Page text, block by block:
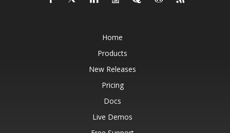
Home
Products
New Releases
Pricing
Docs
Live Demos